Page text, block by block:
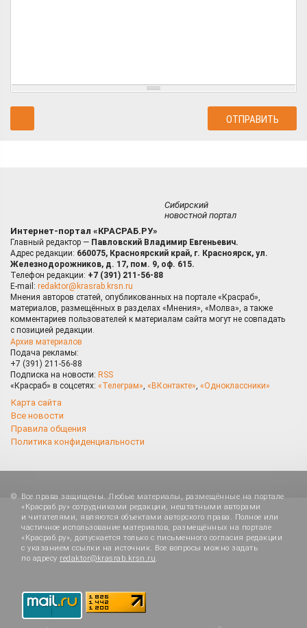
Сибирский
новостной портал
Интернет-портал «КРАСРАБ.РУ»
Главный редактор — Павловский Владимир Евгеньевич.
Адрес редакции: 660075, Красноярский край, г. Красноярск, ул.
Железнодорожников, д. 17, пом. 9, оф. 615.
Телефон редакции: +7 (391) 211-56-88
E-mail: redaktor@krasrab.krsn.ru
Мнения авторов статей, опубликованных на портале «Красраб»,
материалов, размещённых в разделах «Мнения», «Молва», а также
комментариев пользователей к материалам сайта могут не совпадать
с позицией редакции.
Архив материалов
Подача рекламы:
+7 (391) 211-56-88
Подписка на новости: RSS
«Красраб» в соцсетях: «Телеграм», «ВКонтакте», «Одноклассники»
Карта сайта
Все новости
Правила общения
Политика конфиденциальности
Все права защищены. Любые материалы, размещённые на портале
«Красраб.ру» сотрудниками редакции, нештатными авторами
и читателями, являются объектами авторского права. Полное или
частичное использование материалов, размещённых на портале
«Красраб.ру», допускается только с письменного согласия редакции
с указанием ссылки на источник. Все вопросы можно задать
по адресу redaktor@krasrab.krsn.ru.